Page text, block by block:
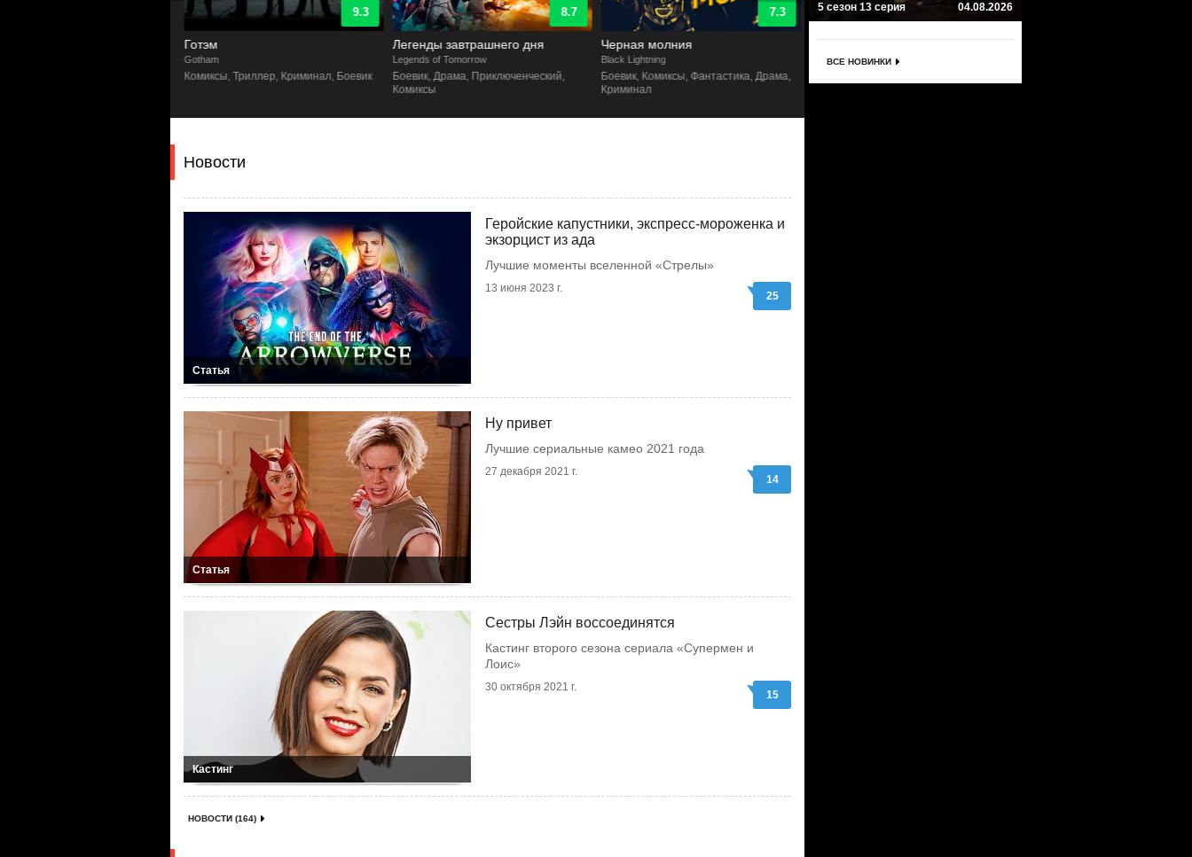
9.3
Готэм
Gotham
Комиксы, Триллер, Криминал, Боевик
8.7
Легенды завтрашнего дня
Legends of Tomorrow
Боевик, Драма, Приключенческий,
Комиксы
7.3
Черная молния
Black Lightning
Боевик, Комиксы, Фантастика, Драма,
Криминал
8.7
Криптон
Krypton
Новости
Статья
Геройские капустники, экспресс-мороженка и
экзорцист из ада
Лучшие моменты вселенной «Стрелы»
13 июня 2023 г.
25
Статья
Ну привет
Лучшие сериальные камео 2021 года
27 декабря 2021 г.
14
Кастинг
Сестры Лэйн воссоединятся
Кастинг второго сезона сериала «Супермен и
Лоис»
30 октября 2021 г.
15
НОВОСТИ (164)
5 сезон 13 серия 04.08.2026
ВСЕ НОВИНКИ